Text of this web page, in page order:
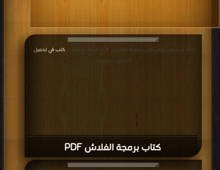
كتاب برمجة الفلاش PDF
قراءة و تحميل كتاب كتاب برمجة الفلاش PDF مجانا | مكتبة > كتب في تحميل
التحميل : مرة/مرات